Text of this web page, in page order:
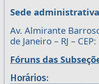
Sede
Av. Almirante
de Janeiro – RJ –
Fóruns das
Horários: